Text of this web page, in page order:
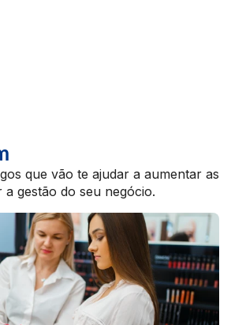
que vão te ajudar a aumentar as
gestão do seu negócio.